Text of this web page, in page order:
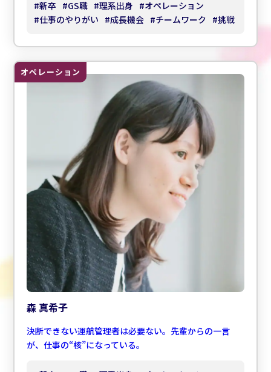
#新卒 #GS職 #理系出身 #オペレーション
#仕事のやりがい #成長機会 #チームワーク #挑戦
オペレーション
森 真希子
決断できない運航管理者は必要ない。先輩からの一言
が、仕事の“核”になっている。